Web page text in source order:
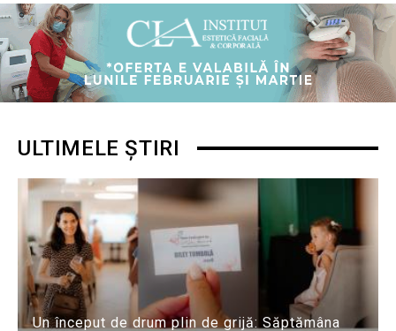
ULTIMELE ȘTIRI
Un început de drum plin de grijă: Săptămâna